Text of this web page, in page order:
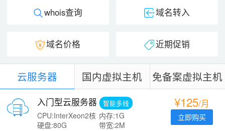
whois查询 域名转入
域名价格 近期促销
云服务器 国内虚拟主机 免备案虚拟主机
入门型云服务器 智能多线
CPU:InterXeon2核 内存:1G
硬盘:80G
带宽:2M
¥125/月
立即购买